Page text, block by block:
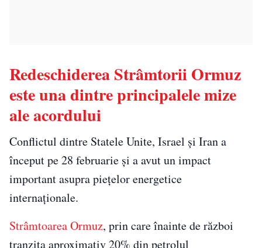
Redeschiderea Strâmtorii Ormuz
este una dintre principalele mize
ale acordului
Conflictul dintre Statele Unite, Israel și Iran a
început pe 28 februarie și a avut un impact
important asupra piețelor energetice
internaționale.
Strâmtoarea Ormuz, prin care înainte de război
tranzita aproximativ 20% din petrolul